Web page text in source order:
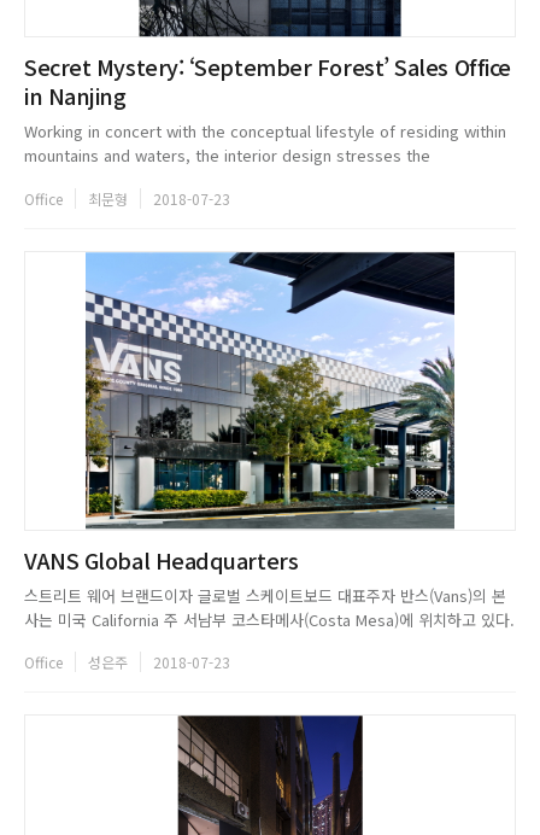
Secret Mystery: ‘September Forest’ Sales Office
in Nanjing
Working in concert with the conceptual lifestyle of residing within
mountains and waters, the interior design stresses the
environment whil...
Office 최문형 2018-07-23
VANS Global Headquarters
스트리트 웨어 브랜드이자 글로벌 스케이트보드 대표주자 반스(Vans)의 본
사는 미국 California 주 서남부 코스타메사(Costa Mesa)에 위치하고 있다.
브랜드답게 사무 공간 역시 젊고 감각적으로 꾸며졌다. 반스(Vans)를 상징하
Office 성은주 2018-07-23